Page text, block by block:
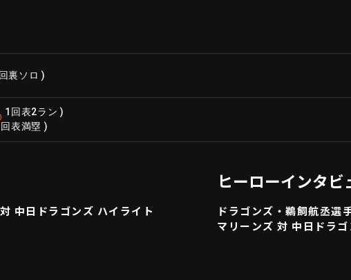
裏ソロ )
1回表2ラン )
表満塁 )
中日ドラゴンズ ハイライト
ヒーローインタビ
ドラゴンズ・鵜飼航丞選
マリーンズ 対 中日ドラゴ